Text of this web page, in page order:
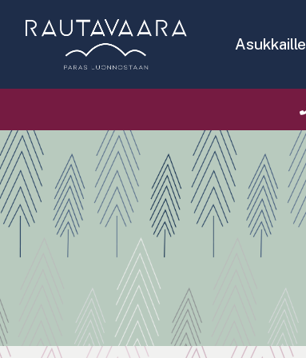
Asukkaille